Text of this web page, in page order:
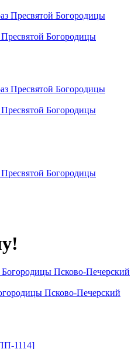
Богородицы
Богородицы
Богородицы
Псково-Печерский